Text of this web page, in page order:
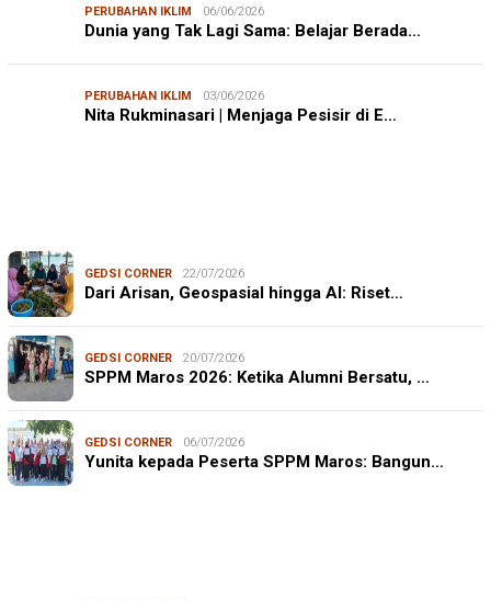
PERUBAHAN IKLIM 06/06/2026
Dunia yang Tak Lagi Sama: Belajar Berada…
PERUBAHAN IKLIM 03/06/2026
Nita Rukminasari | Menjaga Pesisir di E…
GEDSI CORNER 22/07/2026
Dari Arisan, Geospasial hingga AI: Riset…
GEDSI CORNER 20/07/2026
SPPM Maros 2026: Ketika Alumni Bersatu, …
GEDSI CORNER 06/07/2026
Yunita kepada Peserta SPPM Maros: Bangun…